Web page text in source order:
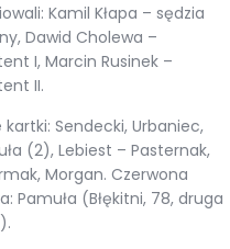
Kamil Kłapa – sędzia
Dawid Cholewa –
I, Marcin Rusinek –
II.
kartki: Sendecki, Urbaniec,
(2), Lebiest – Pasternak,
Morgan. Czerwona
Pamuła (Błękitni, 78, druga